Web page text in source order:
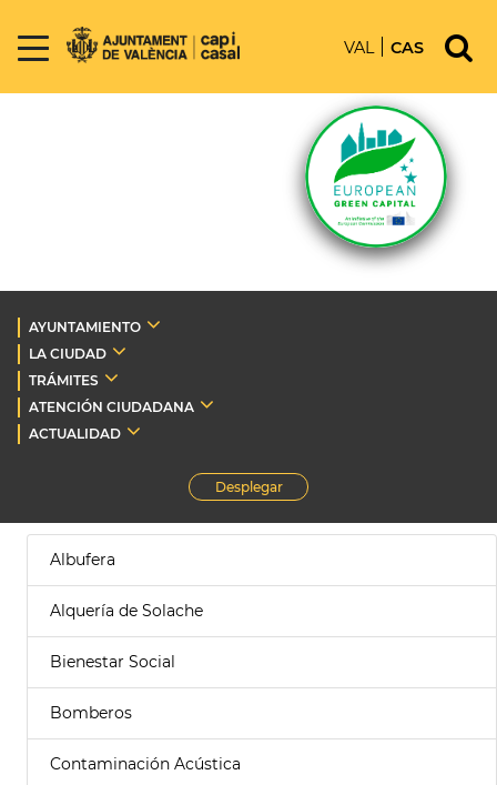
VAL CAS
AYUNTAMIENTO
LA CIUDAD
TRÁMITES
ATENCIÓN CIUDADANA
ACTUALIDAD
Desplegar
Albufera
Alquería de Solache
Bienestar Social
Bomberos
Contaminación Acústica